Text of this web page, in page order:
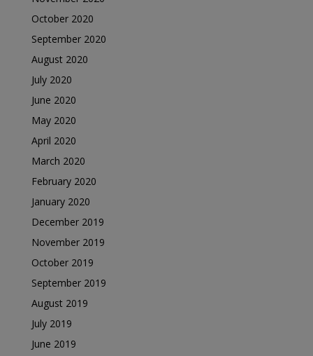
October 2020
September 2020
August 2020
July 2020
June 2020
May 2020
April 2020
March 2020
February 2020
January 2020
December 2019
November 2019
October 2019
September 2019
August 2019
July 2019
June 2019